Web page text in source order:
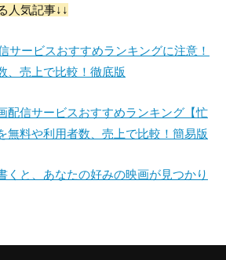
人気記事↓↓
サービスおすすめランキングに注意！
、売上で比較！徹底版
配信サービスおすすめランキング【忙
無料や利用者数、売上で比較！簡易版
くと、あなたの好みの映画が見つかり